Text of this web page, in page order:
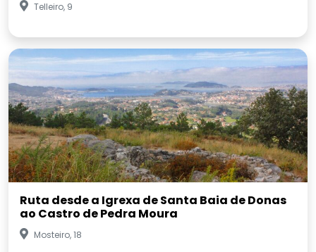
Telleiro, 9
Ruta desde a Igrexa de Santa Baia de Donas
ao Castro de Pedra Moura
Mosteiro, 18